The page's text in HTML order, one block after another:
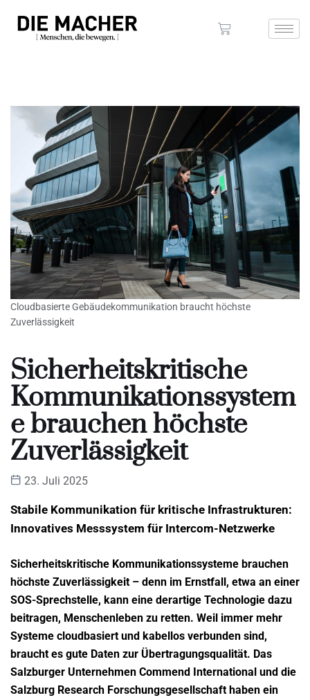
Cloudbasierte Gebäudekommunikation braucht höchste
Zuverlässigkeit
Sicherheitskritische
Kommunikationssystem
e brauchen höchste
Zuverlässigkeit
23. Juli 2025
Stabile Kommunikation für kritische Infrastrukturen:
Innovatives Messsystem für Intercom-Netzwerke
Sicherheitskritische Kommunikationssysteme brauchen
höchste Zuverlässigkeit – denn im Ernstfall, etwa an einer
SOS-Sprechstelle, kann eine derartige Technologie dazu
beitragen, Menschenleben zu retten. Weil immer mehr
Systeme cloudbasiert und kabellos verbunden sind,
braucht es gute Daten zur Übertragungsqualität. Das
Salzburger Unternehmen Commend International und die
Salzburg Research Forschungsgesellschaft haben ein